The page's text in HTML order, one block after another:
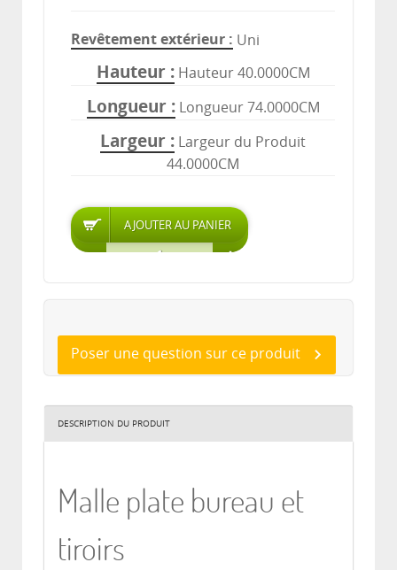
Revêtement extérieur Uni
Hauteur Hauteur 40.0000CM
Longueur Longueur 74.0000CM
Largeur
Largeur du Produit
44.0000CM
Poser une question sur ce produit
DESCRIPTION DU PRODUIT
Malle plate bureau et
tiroirs